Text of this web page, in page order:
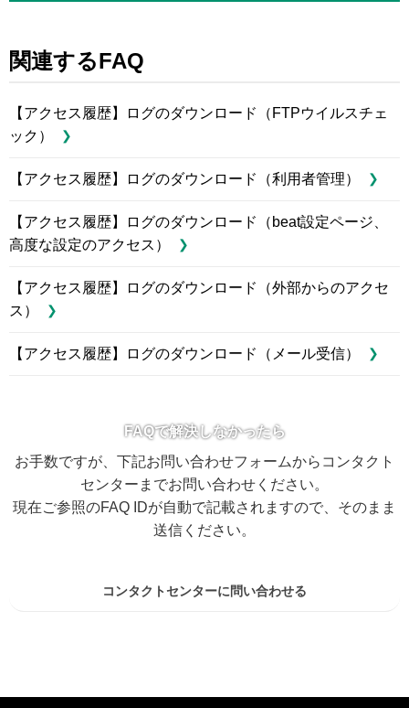
関連するFAQ
【アクセス履歴】ログのダウンロード（FTPウイルスチェ
ック）
【アクセス履歴】ログのダウンロード（利用者管理）
【アクセス履歴】ログのダウンロード（beat設定ページ、
高度な設定のアクセス）
【アクセス履歴】ログのダウンロード（外部からのアクセ
ス）
【アクセス履歴】ログのダウンロード（メール受信）
FAQで解決しなかったら
お手数ですが、下記お問い合わせフォームからコンタクト
センターまでお問い合わせください。
現在ご参照のFAQ IDが自動で記載されますので、そのまま
送信ください。
コンタクトセンターに問い合わせる